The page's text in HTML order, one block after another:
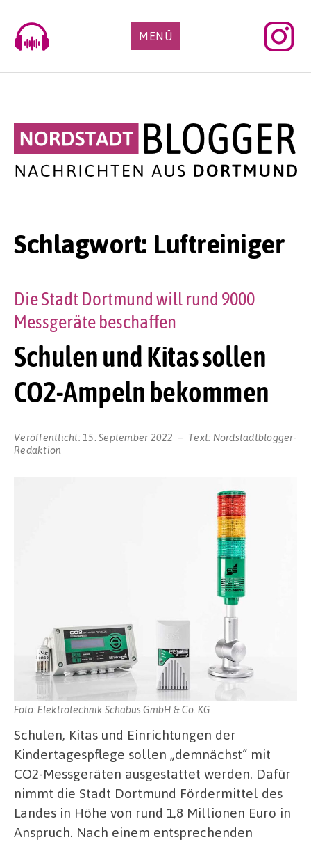
content
MENÜ
Schlagwort: Luftreiniger
Schulen und Kitas sollen
CO2-Ampeln bekommen
Die Stadt Dortmund will rund 9000
Messgeräte beschaffen
Veröffentlicht: 15. September 2022 Text: Nordstadtblogger-
Redaktion
Foto: Elektrotechnik Schabus GmbH & Co. KG
Schulen, Kitas und Einrichtungen der
Kindertagespflege sollen „demnächst“ mit
CO2-Messgeräten ausgestattet werden. Dafür
nimmt die Stadt Dortmund Fördermittel des
Landes in Höhe von rund 1,8 Millionen Euro in
Anspruch. Nach einem entsprechenden